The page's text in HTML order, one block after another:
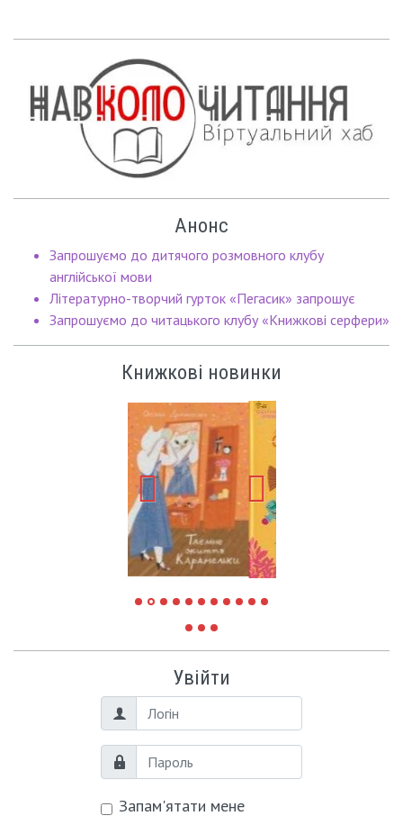
Анонс
Запрошуємо до дитячого розмовного клубу
англійської мови
Літературно-творчий гурток «Пегасик» запрошує
Запрошуємо до читацького клубу «Книжкові серфери»
Книжкові новинки
Увійти
Логін
Пароль
Запам'ятати мене